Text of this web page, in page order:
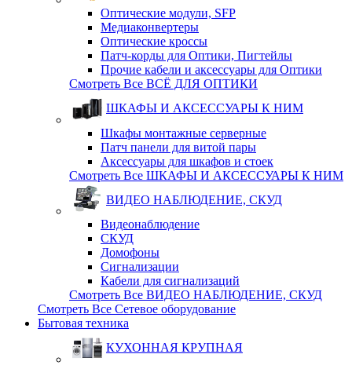
Оптические модули, SFP
Медиаконвертеры
Оптические кросcы
Патч-корды для Оптики, Пигтейлы
Прочие кабели и аксессуары для Оптики
Смотреть Все ВСЁ ДЛЯ ОПТИКИ
ШКАФЫ И АКСЕССУАРЫ К НИМ
Шкафы монтажные серверные
Патч панели для витой пары
Аксессуары для шкафов и стоек
Смотреть Все ШКАФЫ И АКСЕССУАРЫ К НИМ
ВИДЕО НАБЛЮДЕНИЕ, СКУД
Видеонаблюдение
СКУД
Домофоны
Сигнализации
Кабели для сигнализаций
Смотреть Все ВИДЕО НАБЛЮДЕНИЕ, СКУД
Смотреть Все Сетевое оборудование
Бытовая техника
КУХОННАЯ КРУПНАЯ